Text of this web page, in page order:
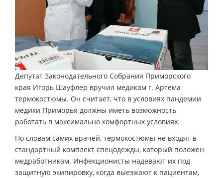
Депутат Законодательного Собрания Приморского
края Игорь Шауфлер вручил медикам г. Артема
термокостюмы. Он считает, что в условиях пандемии
медики Приморья должны иметь возможность
работать в максимально комфортных условиях.
По словам самих врачей, термокостюмы не входят в
стандартный комплект спецодежды, который положен
медработникам. Инфекционисты надевают их под
защитную экипировку, когда выезжают к пациентам,